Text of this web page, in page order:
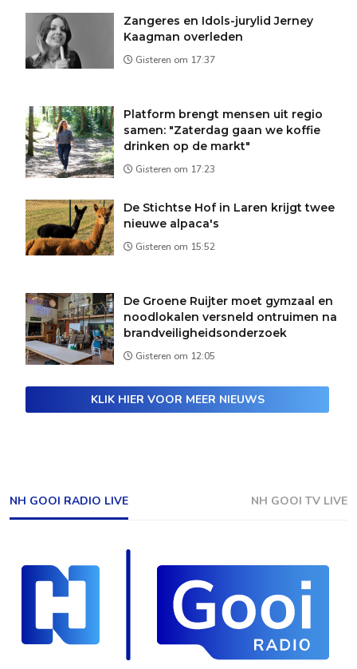
Zangeres en Idols-jurylid Jerney
Kaagman overleden
Gisteren om 17:37
Platform brengt mensen uit regio
samen: "Zaterdag gaan we koffie
drinken op de markt"
Gisteren om 17:23
De Stichtse Hof in Laren krijgt twee
nieuwe alpaca's
Gisteren om 15:52
De Groene Ruijter moet gymzaal en
noodlokalen versneld ontruimen na
brandveiligheidsonderzoek
Gisteren om 12:05
KLIK HIER VOOR MEER NIEUWS
NH GOOI RADIO LIVE NH GOOI TV LIVE